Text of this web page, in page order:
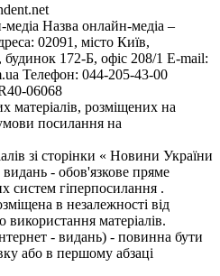
Назва онлайн-медіа –
02091, місто Київ,
172-Б, офіс 208/1 E-mail:
Телефон: 044-205-43-00
06068
матеріалів, розміщених на
посилання на
зі сторінки « Новини України
видань - обов'язкове пряме
систем гіперпосилання .
в незалежності від
використання матеріалів.
- видань) - повинна бути
або в першому абзаці